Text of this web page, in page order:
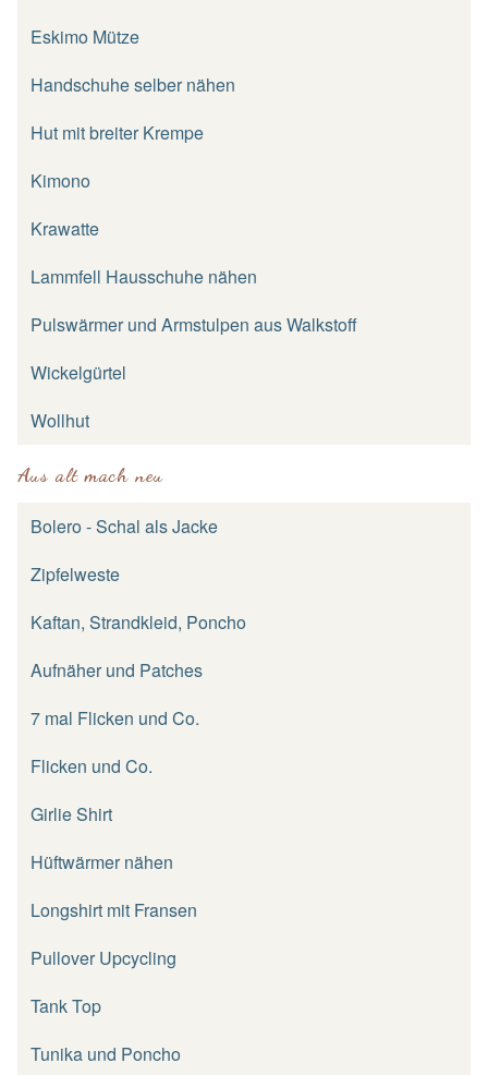
Eskimo Mütze
Handschuhe selber nähen
Hut mit breiter Krempe
Kimono
Krawatte
Lammfell Hausschuhe nähen
Pulswärmer und Armstulpen aus Walkstoff
Wickelgürtel
Wollhut
Aus alt mach neu
Bolero - Schal als Jacke
Zipfelweste
Kaftan, Strandkleid, Poncho
Aufnäher und Patches
7 mal Flicken und Co.
Flicken und Co.
Girlie Shirt
Hüftwärmer nähen
Longshirt mit Fransen
Pullover Upcycling
Tank Top
Tunika und Poncho